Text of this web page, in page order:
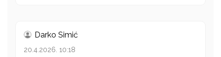
Darko Simić
20.4.2026. 10:18